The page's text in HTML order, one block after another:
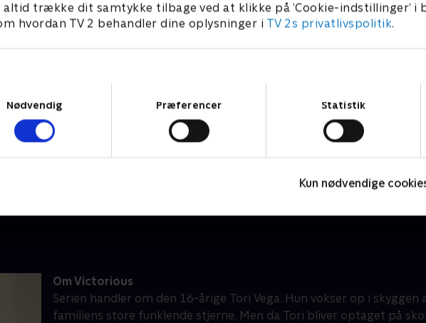
altid trække dit samtykke tilbage ved at klikke på ’Cookie-indstillinger’ i
hvordan TV 2 behandler dine oplysninger i TV 2s privatlivspolitik.
Nødvendig
Præferencer Statistik
Kun nødvendige
Om Victorious
Serien handler om den 16-årige Tori Vega. Hun vokser op i
familiens store funklende stjerne. Men da Tori bliver optaget på